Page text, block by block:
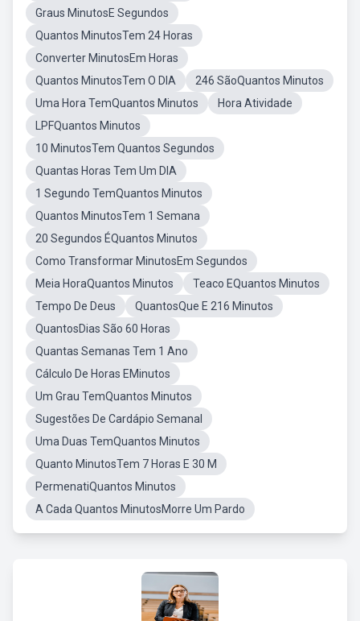
Graus MinutosE Segundos
Quantos MinutosTem 24 Horas
Converter MinutosEm Horas
Quantos MinutosTem O DIA
246 SãoQuantos Minutos
Uma Hora TemQuantos Minutos
Hora Atividade
LPFQuantos Minutos
10 MinutosTem Quantos Segundos
Quantas Horas Tem Um DIA
1 Segundo TemQuantos Minutos
Quantos MinutosTem 1 Semana
20 Segundos ÉQuantos Minutos
Como Transformar MinutosEm Segundos
Meia HoraQuantos Minutos
Teaco EQuantos Minutos
Tempo De Deus
QuantosQue E 216 Minutos
QuantosDias São 60 Horas
Quantas Semanas Tem 1 Ano
Cálculo De Horas EMinutos
Um Grau TemQuantos Minutos
Sugestões De Cardápio Semanal
Uma Duas TemQuantos Minutos
Quanto MinutosTem 7 Horas E 30 M
PermenatiQuantos Minutos
A Cada Quantos MinutosMorre Um Pardo